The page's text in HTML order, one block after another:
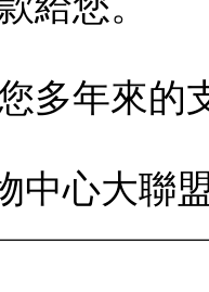
多年來的
中心大